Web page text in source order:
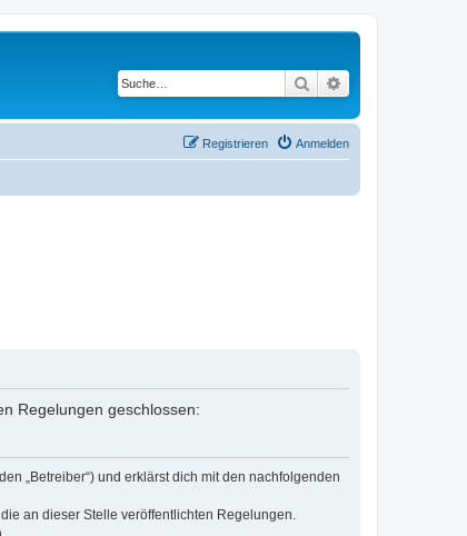
Suche
Anmelden
Registrieren
Regelungen geschlossen:
„Betreiber“) und erklärst dich mit den nachfolgenden
an dieser Stelle veröffentlichten Regelungen.